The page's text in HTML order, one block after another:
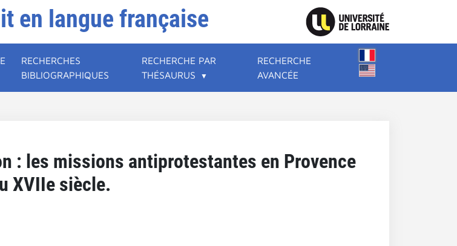
en langue française
RECHERCHES
BIBLIOGRAPHIQUES
RECHERCHE PAR
THÉSAURUS
RECHERCHE
AVANCÉE
: les missions antiprotestantes en Provence
XVIIe siècle.